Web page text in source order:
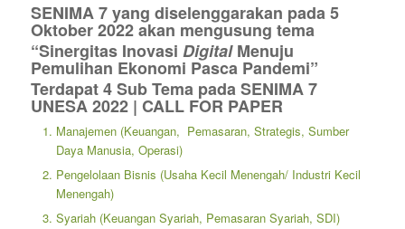
SENIMA 7 yang diselenggarakan pada 5
Oktober 2022 akan mengusung tema
“Sinergitas Inovasi DigitalMenuju
Pemulihan Ekonomi Pasca Pandemi”
Terdapat 4 Sub Tema pada SENIMA 7
UNESA 2022 | CALL FOR PAPER
Manajemen (Keuangan, Pemasaran, Strategis, Sumber
Daya Manusia, Operasi)
Pengelolaan Bisnis (Usaha Kecil Menengah/ Industri Kecil
Menengah)
Syariah (Keuangan Syariah, Pemasaran Syariah, SDI)